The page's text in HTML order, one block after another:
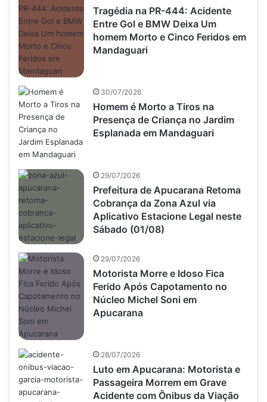
Tragédia na PR-444: Acidente
Entre Gol e BMW Deixa Um
homem Morto e Cinco Feridos em
Mandaguari
30/07/2026
Homem é Morto a Tiros na
Presença de Criança no Jardim
Esplanada em Mandaguari
29/07/2026
Prefeitura de Apucarana Retoma
Cobrança da Zona Azul via
Aplicativo Estacione Legal neste
Sábado (01/08)
29/07/2026
Motorista Morre e Idoso Fica
Ferido Após Capotamento no
Núcleo Michel Soni em
Apucarana
28/07/2026
Luto em Apucarana: Motorista e
Passageira Morrem em Grave
Acidente com Ônibus da Viação